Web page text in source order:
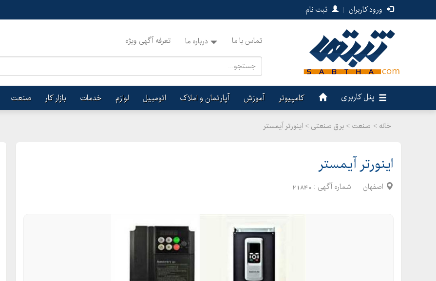
ورود کاربران | ثبت نام
تماس با ما درباره ما تعرفه آگهی ویژه
پنل کاربری کامپیوتر آموزش آپارتمان و املاک اتومبیل لوازم خدمات بازار کار صنعت
خانه > صنعت > برق صنعتی > اینورتر آیمستر
اینورتر آیمستر
اصفهان شماره آگهی : 21840